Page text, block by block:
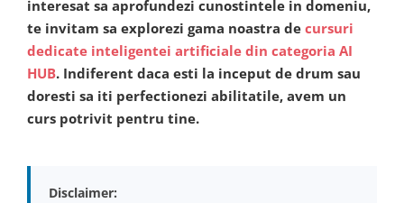
interesat sa aprofundezi cunostintele in domeniu,
te invitam sa explorezi gama noastra de cursuri
dedicate inteligentei artificiale din categoria AI
HUB. Indiferent daca esti la inceput de drum sau
doresti sa iti perfectionezi abilitatile, avem un
curs potrivit pentru tine.
Disclaimer: